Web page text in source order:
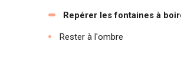
Repérer les fontaines à
Rester à l'ombre